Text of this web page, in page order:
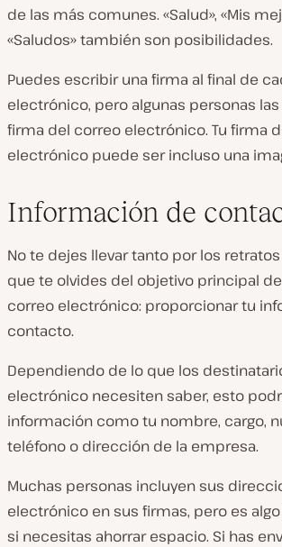
de las más comunes. «Salud», «Mis
«Saludos» también son posibilidades.
Puedes escribir una firma al final de
electrónico, pero algunas personas
firma del correo electrónico. Tu firma
electrónico puede ser incluso una
Información de
No te dejes llevar tanto por los
que te olvides del objetivo principal
correo electrónico: proporcionar tu
contacto.
Dependiendo de lo que los
electrónico necesiten saber, esto
información como tu nombre, cargo,
teléfono o dirección de la empresa.
Muchas personas incluyen sus
electrónico en sus firmas, pero es
si necesitas ahorrar espacio. Si has